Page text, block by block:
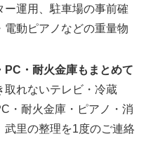
運用、駐車場の事前確
動ピアノなどの重量物
PC・耐火金庫もまとめて
取れないテレビ・冷蔵
・耐火金庫・ピアノ・消
武里の整理を1度のご連絡